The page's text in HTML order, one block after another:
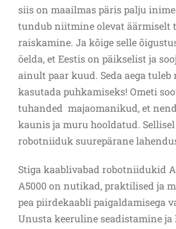
siis on maailmas päris palju
tundub niitmine olevat äärmiselt
raiskamine. Ja kõige selle
öelda, et Eestis on päikselist ja
ainult paar kuud. Seda aega tuleb
kasutada puhkamiseks! Ometi
tuhanded majaomanikud, et
kaunis ja muru hooldatud.
robotniiduk suurepärane
Stiga kaablivabad robotniidukid
A5000 on nutikad, praktilised ja
pea piirdekaabli paigaldamisega
Unusta keeruline seadistamine